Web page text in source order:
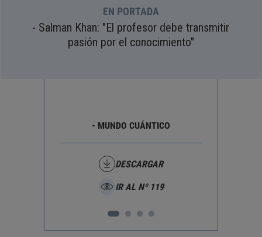
EN PORTADA
- Salman Khan: "El profesor debe transmitir
pasión por el conocimiento"
- MUNDO CUÁNTICO
DESCARGAR
IR AL Nº 119